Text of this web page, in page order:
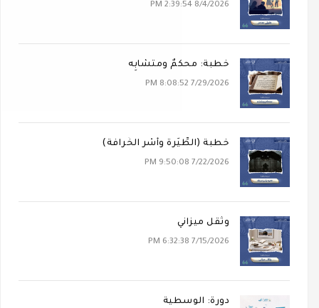
8/4/2026 2:39:54 PM
خطبة: محكَمٌ ومتشابِه
7/29/2026 8:08:52 PM
خطبة (الطِّيَرة وأَسْر الخُرافة)
7/22/2026 9:50:08 PM
وثقل ميزاني
7/15/2026 6:32:38 PM
دورة: الوسطية